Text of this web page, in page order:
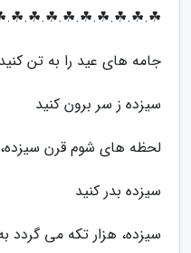
جامه های عید را به تن کنید
سیزده ز سر برون کنید
لحظه های شوم قرن سیزده،
سیزده بدر کنید
سیزده، هزار تکه می گردد